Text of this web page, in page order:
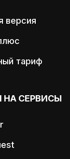
версия
тариф
СЕРВИСЫ